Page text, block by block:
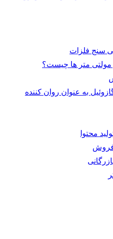
سنج فلزات
به عنوان روان کننده
محتوا
فروش